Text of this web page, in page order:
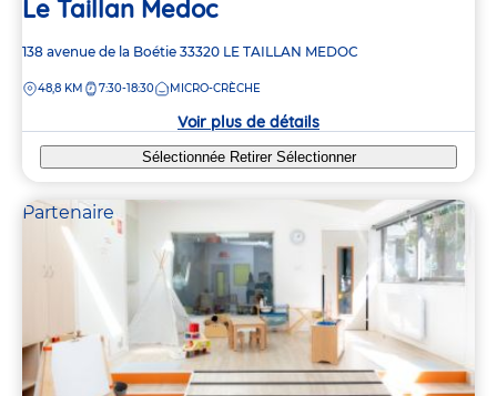
Le Taillan Medoc
Adresse
la
138 avenue de la Boétie 33320 LE TAILLAN MEDOC
DISTANCE
48,8 KM 7:30-18:30 MICRO-CRÈCHE
Voir plus de détails
Sélectionnée Retirer Sélectionner
Partenaire